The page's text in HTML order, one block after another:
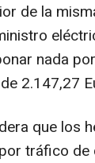
de la
nada
2.147,27
que los
tráfico